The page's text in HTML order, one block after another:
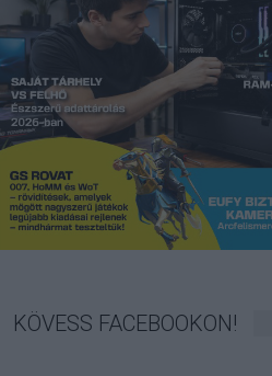
KÖVESS FACEBOOKON!